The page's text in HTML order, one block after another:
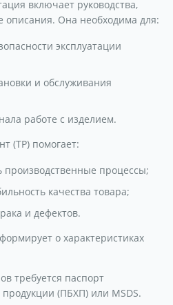
включает руководства,
описания. Она необходима для:
эксплуатации
и обслуживания
работе с изделием.
(ТР) помогает:
производственные процессы;
качества товара;
и дефектов.
о характеристиках
требуется паспорт
(ПБХП) или MSDS.